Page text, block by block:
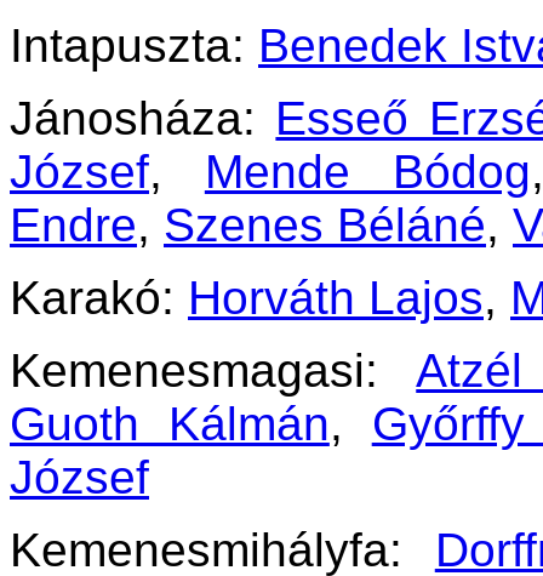
Intapuszta: Benedek
Jánosháza: Esseő
József, Mende Bódog
Endre, Szenes Béláné,
Karakó: Horváth Lajos,
Kemenesmagasi:
Guoth Kálmán,
József
Kemenesmihályfa: